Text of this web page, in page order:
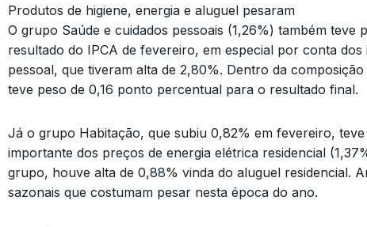
Produtos de higiene, energia e aluguel pesaram
O grupo Saúde e cuidados pessoais (1,26%) também teve
resultado do IPCA de fevereiro, em especial por conta dos
pessoal, que tiveram alta de 2,80%. Dentro da
teve peso de 0,16 ponto percentual para o resultado final.
Já o grupo Habitação, que subiu 0,82% em fevereiro,
importante dos preços de energia elétrica residencial
grupo, houve alta de 0,88% vinda do aluguel residencial.
sazonais que costumam pesar nesta época do ano.